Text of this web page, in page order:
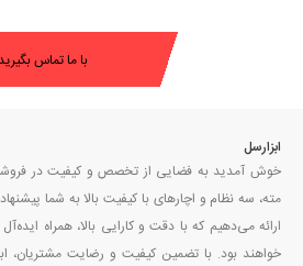
با ما تماس بگیرید
ابزارسل
خوش آمدید به فضایی از تخصص و کیفیت در فروشگاه
مته، سه نظام و اچارهای با کیفیت بالا به شما
ارائه می‌دهیم که با دقت و کارایی بالا، همراه
خواهند بود. با تضمین کیفیت و رضایت مشتریان،